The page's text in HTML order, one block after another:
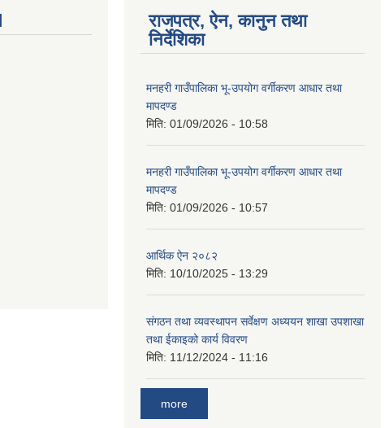
राजपत्र, ऐन, कानुन तथा
निर्देशिका
मनहरी गाउँपालिका भू-उपयोग वर्गीकरण आधार तथा
मापदण्ड
मिति: 01/09/2026 - 10:58
मनहरी गाउँपालिका भू-उपयोग वर्गीकरण आधार तथा
मापदण्ड
मिति: 01/09/2026 - 10:57
आर्थिक ऐन २०८२
मिति: 10/10/2025 - 13:29
संगठन तथा व्यवस्थापन सर्वेक्षण अध्ययन शाखा उपशाखा
तथा ईकाइको कार्य विवरण
मिति: 11/12/2024 - 11:16
more